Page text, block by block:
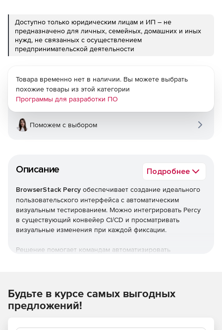
Доступно только юридическим лицам и ИП – не
предназначено для личных, семейных, домашних и иных
нужд, не связанных с осуществлением
предпринимательской деятельности
Описание Подробнее
BrowserStack Percy обеспечивает создание идеального
пользовательского интерфейса с автоматическим
визуальным тестированием. Можно интегрировать Percy
в существующий конвейер CI/CD и просматривать
визуальные изменения при каждой фиксации.
Решение помогает командам автоматизировать
развертывать изменения кода при каждом коммите.
Товара временно нет в наличии. Вы можете выбрать
похожие товары из этой категории
Программы для разработки ПО
Поможем с выбором
Будьте в курсе самых выгодных
предложений!